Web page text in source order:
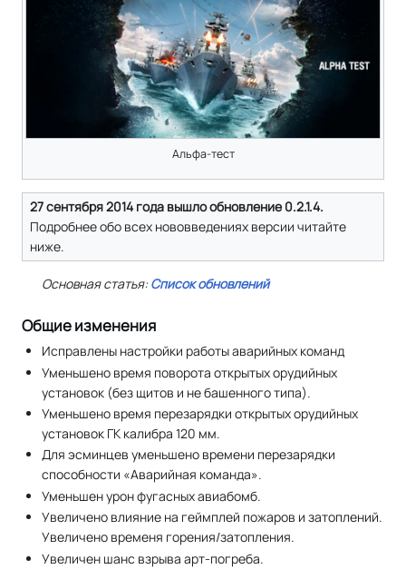
Альфа-тест
27 сентября 2014 года вышло обновление 0.2.1.4.
Подробнее обо всех нововведениях версии читайте
ниже.
Основная статья:Список обновлений
Общие изменения
Исправлены настройки работы аварийных команд
Уменьшено время поворота открытых орудийных
установок (без щитов и не башенного типа).
Уменьшено время перезарядки открытых орудийных
установок ГК калибра 120 мм.
Для эсминцев уменьшено времени перезарядки
способности «Аварийная команда».
Уменьшен урон фугасных авиабомб.
Увеличено влияние на геймплей пожаров и затоплений.
Увеличено временя горения/затопления.
Увеличен шанс взрыва арт-погреба.